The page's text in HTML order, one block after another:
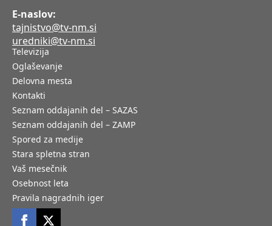
E-naslov:
tajnistvo@tv-nm.si
uredniki@tv-nm.si
Televizija
Oglaševanje
Delovna mesta
Kontakti
Seznam oddajanih del – SAZAS
Seznam oddajanih del – ZAMP
Spored za medije
Stara spletna stran
Vaš mesečnik
Osebnost leta
Pravila nagradnih iger